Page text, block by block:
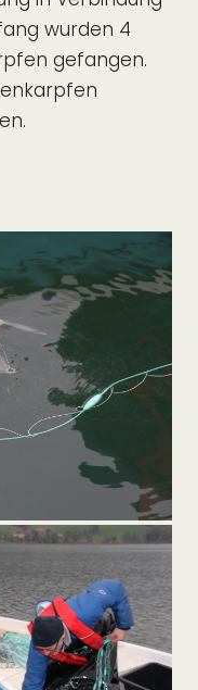
wurden 4
gefangen.